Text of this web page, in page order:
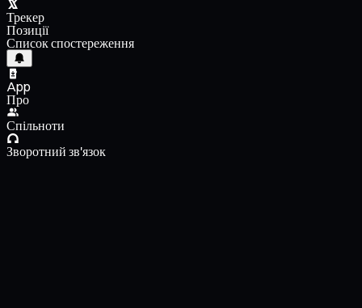
Трекер
Позиції
Список спостереження
App
Про
Спільноти
Зворотний зв'язок